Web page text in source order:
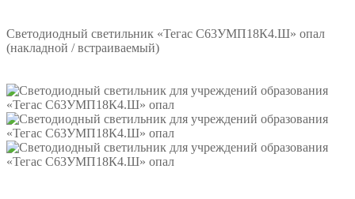
Светодиодный светильник «Тегас С63УМП18К4.Ш» опал
(накладной / встраиваемый)